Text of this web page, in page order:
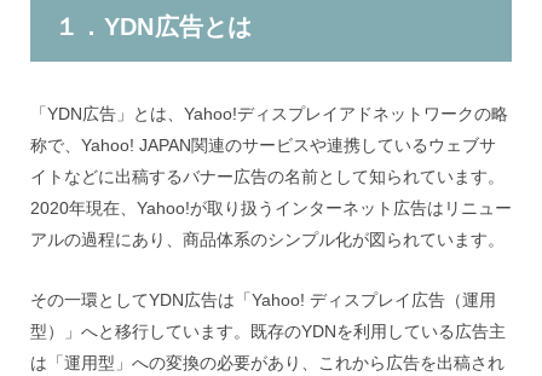
１．YDN広告とは
「YDN広告」とは、Yahoo!ディスプレイアドネットワークの略
称で、Yahoo! JAPAN関連のサービスや連携しているウェブサ
イトなどに出稿するバナー広告の名前として知られています。
2020年現在、Yahoo!が取り扱うインターネット広告はリニュー
アルの過程にあり、商品体系のシンプル化が図られています。
その一環としてYDN広告は「Yahoo! ディスプレイ広告（運用
型）」へと移行しています。既存のYDNを利用している広告主
は「運用型」への変換の必要があり、これから広告を出稿され